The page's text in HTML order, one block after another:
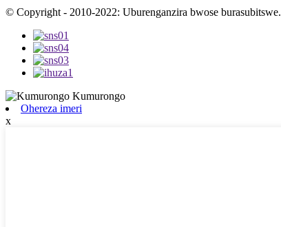
© Copyright - 2010-2022: Uburenganzira bwose burasubitswe.
Ohereza imeri
x